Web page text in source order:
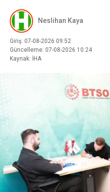
Neslihan Kaya
Giriş: 07-08-2026 09:52
Güncelleme: 07-08-2026 10:24
Kaynak: İHA